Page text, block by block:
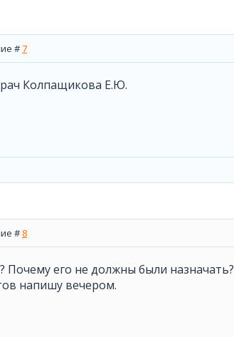
#7
Колпащикова Е.Ю.
# 8
Почему его не должны были назначать?
напишу вечером.